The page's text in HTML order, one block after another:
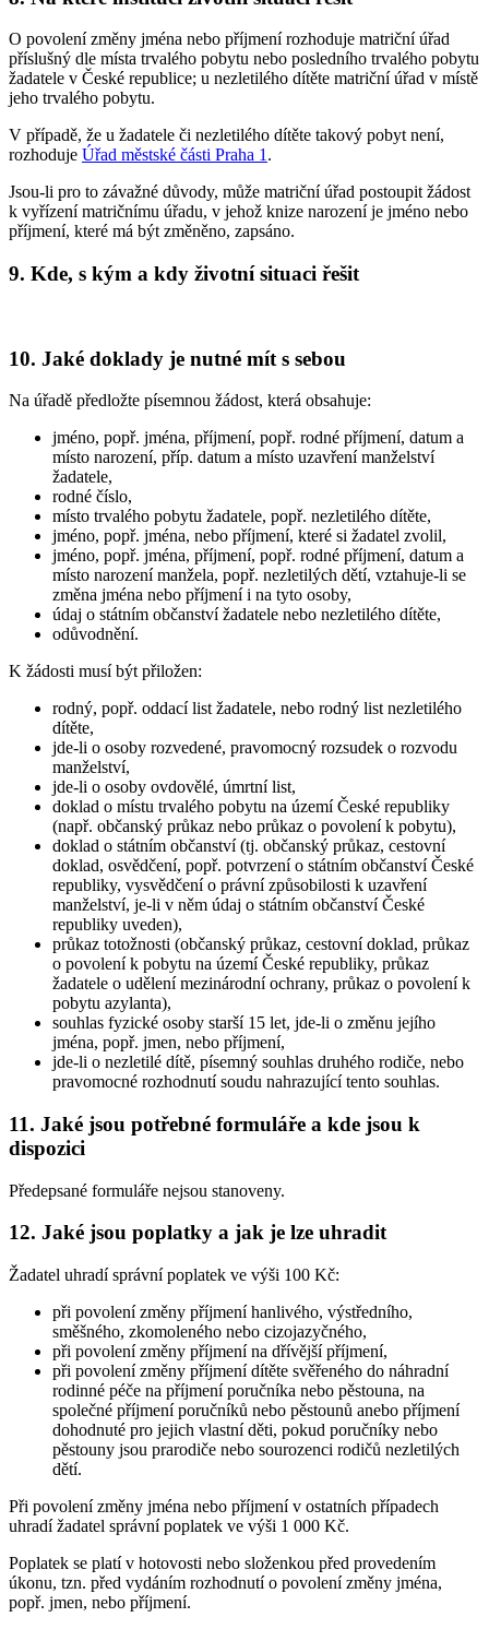
O povolení změny jména nebo příjmení rozhoduje matriční úřad
příslušný dle místa trvalého pobytu nebo posledního trvalého pobytu
žadatele v České republice; u nezletilého dítěte matriční úřad v místě
jeho trvalého pobytu.
V případě, že u žadatele či nezletilého dítěte takový pobyt není,
rozhoduje Úřad městské části Praha 1 .
Jsou-li pro to závažné důvody, může matriční úřad postoupit žádost
k vyřízení matričnímu úřadu, v jehož knize narození je jméno nebo
příjmení, které má být změněno, zapsáno.
9. Kde, s kým a kdy životní situaci řešit
10. Jaké doklady je nutné mít s sebou
Na úřadě předložte písemnou žádost, která obsahuje:
jméno, popř. jména, příjmení, popř. rodné příjmení, datum a
místo narození, příp. datum a místo uzavření manželství
žadatele,
rodné číslo,
místo trvalého pobytu žadatele, popř. nezletilého dítěte,
jméno, popř. jména, nebo příjmení, které si žadatel zvolil,
jméno, popř. jména, příjmení, popř. rodné příjmení, datum a
místo narození manžela, popř. nezletilých dětí, vztahuje-li se
změna jména nebo příjmení i na tyto osoby,
údaj o státním občanství žadatele nebo nezletilého dítěte,
odůvodnění.
K žádosti musí být přiložen:
rodný, popř. oddací list žadatele, nebo rodný list nezletilého
dítěte,
jde-li o osoby rozvedené, pravomocný rozsudek o rozvodu
manželství,
jde-li o osoby ovdovělé, úmrtní list,
doklad o místu trvalého pobytu na území České republiky
(např. občanský průkaz nebo průkaz o povolení k pobytu),
doklad o státním občanství (tj. občanský průkaz, cestovní
doklad, osvědčení, popř. potvrzení o státním občanství České
republiky, vysvědčení o právní způsobilosti k uzavření
manželství, je-li v něm údaj o státním občanství České
republiky uveden),
průkaz totožnosti (občanský průkaz, cestovní doklad, průkaz
o povolení k pobytu na území České republiky, průkaz
žadatele o udělení mezinárodní ochrany, průkaz o povolení k
pobytu azylanta),
souhlas fyzické osoby starší 15 let, jde-li o změnu jejího
jména, popř. jmen, nebo příjmení,
jde-li o nezletilé dítě, písemný souhlas druhého rodiče, nebo
pravomocné rozhodnutí soudu nahrazující tento souhlas.
11. Jaké jsou potřebné formuláře a kde jsou k
dispozici
Předepsané formuláře nejsou stanoveny.
12. Jaké jsou poplatky a jak je lze uhradit
Žadatel uhradí správní poplatek ve výši 100 Kč:
při povolení změny příjmení hanlivého, výstředního,
směšného, zkomoleného nebo cizojazyčného,
při povolení změny příjmení na dřívější příjmení,
při povolení změny příjmení dítěte svěřeného do náhradní
rodinné péče na příjmení poručníka nebo pěstouna, na
společné příjmení poručníků nebo pěstounů anebo příjmení
dohodnuté pro jejich vlastní děti, pokud poručníky nebo
pěstouny jsou prarodiče nebo sourozenci rodičů nezletilých
dětí.
Při povolení změny jména nebo příjmení v ostatních případech
uhradí žadatel správní poplatek ve výši 1 000 Kč.
Poplatek se platí v hotovosti nebo složenkou před provedením
úkonu, tzn. před vydáním rozhodnutí o povolení změny jména,
popř. jmen, nebo příjmení.